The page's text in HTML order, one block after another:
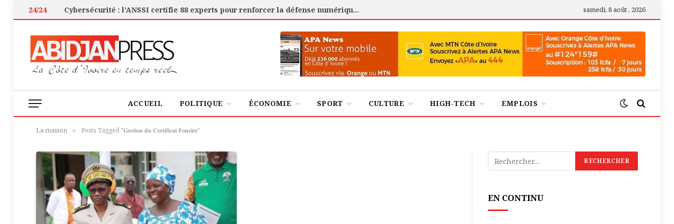
24/24 Cybersécurité : l’ANSSI certifie 88 experts pour renforcer la défense numérique de la Côte d’Ivoire samedi, 8 août , 2026
ACCUEIL POLITIQUE ÉCONOMIE SPORT CULTURE HIGH-TECH EMPLOIS
La maison » Posts Tagged "𝐆𝐞𝐬𝐭𝐢𝐨𝐧 𝐝𝐮 𝐂𝐞𝐫𝐭𝐢𝐟𝐢𝐜𝐚𝐭 𝐅𝐨𝐧𝐜𝐢𝐞𝐫"
EN CONTINU